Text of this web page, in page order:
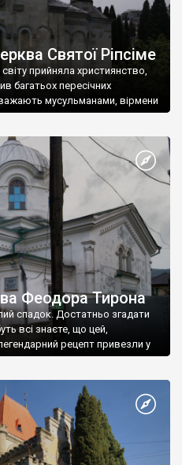
Святої Ріпсіме
прийняла християнство,
багатьох пересічних
мусульманами, вірмени
Феодора Тирона
спадок. Достатньо згадати
всі знаєте, що цей,
рецепт привезли у